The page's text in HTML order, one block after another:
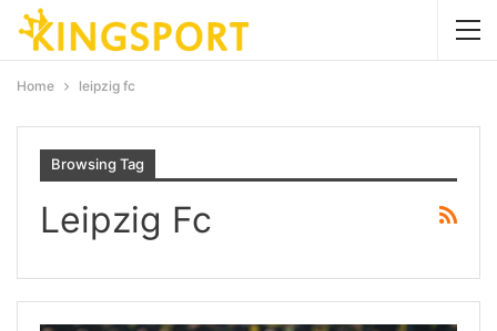
Home leipzig fc
Browsing Tag
Leipzig Fc